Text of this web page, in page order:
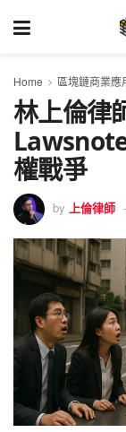
Home 區塊鏈商業應
林上倫律
權戰爭
by 上倫律師